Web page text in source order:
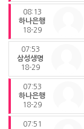
08:13
하나은행
18-29
07:53
삼성생명
18-29
07:53
하나은행
18-29
07:51